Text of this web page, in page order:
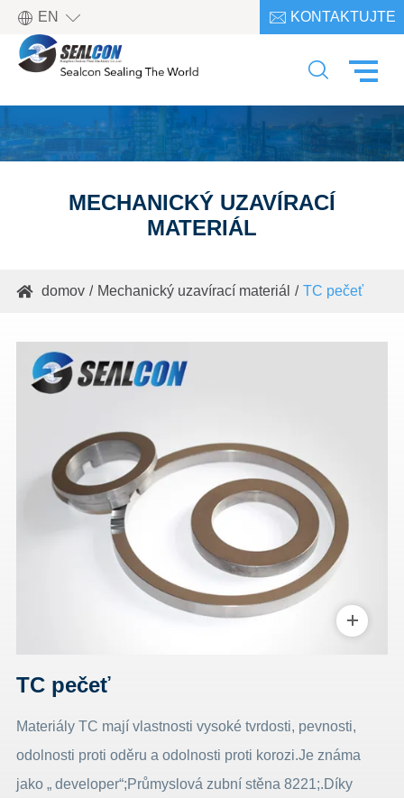
EN   KONTAKTUJTE

MECHANICKÝ UZAVÍRACÍ
MATERIÁL
 domov Mechanický uzavírací materiál TC pečeť
TC pečeť
Materiály TC mají vlastnosti vysoké tvrdosti, pevnosti,
odolnosti proti oděru a odolnosti proti korozi.Je známa
jako „ developer“;Průmyslová zubní stěna 8221;.Díky